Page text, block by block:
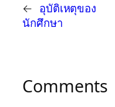
← อุบัติเหตุของ
นักศึกษา
Comments